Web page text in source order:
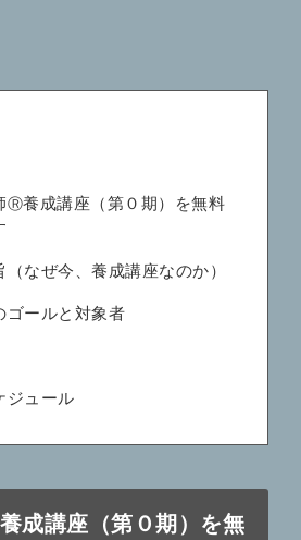
Ⓡ養成講座（第０期）を無料
なぜ今、養成講座なのか）
ゴールと対象者
ジュール
養成講座（第０期）を無